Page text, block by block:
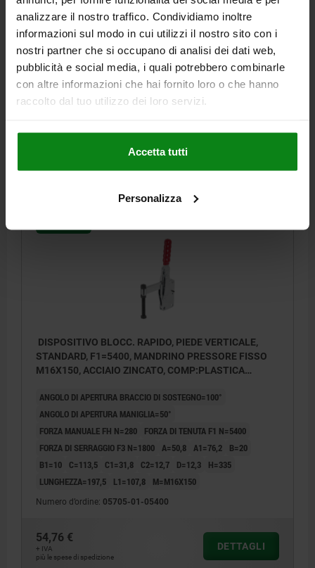
analizzare il nostro traffico. Condividiamo inoltre
informazioni sul modo in cui utilizzi il nostro sito con i
nostri partner che si occupano di analisi dei dati web,
pubblicità e social media, i quali potrebbero combinarle
con altre informazioni che hai fornito loro o che hanno
raccolto dal tuo utilizzo dei loro servizi.
Accetta tutti
Personalizza
ROSSO
ANGOLO DI APERTURA BRACCIO DI SOSTEGNO=90°
ANGOLO DI APERTURA MANIGLIA=70°
FORZA MANUALE FH N=250 FORZA DI TENUTA F1 N=4400
FORZA DI SERRAGGIO F3 N=1600 A=32 A1=53 B=20 B1=10
C=70,4 C1=25 C2=9,5 D=8,7 H=245
LUNGHEZZA=138,25
L1=74
M=M12X100
+ IVA
DETTAGLI
DISPOSITIVO BLOCC. RAPIDO, PIEDE VERTICALE,
STANDARD, F1=5400, MANDRINO PRESSORE FISSO
M16X150, ACCIAIO ZINCATO, COMP:PLASTICA
ANGOLO DI APERTURA BRACCIO DI SOSTEGNO=100°
ANGOLO DI APERTURA MANIGLIA=50°
FORZA MANUALE FH N=280
FORZA DI TENUTA F1 N=5400
FORZA DI SERRAGGIO F3 N=1800
A=50,8 A1=76,2
B=20
B1=10
C=113,5 C1=31,8 C2=12,7 D=12,3
H=335
LUNGHEZZA=197,5
L1=107,8 M=M16X150
Numero d’ordine: 05705-01-05400
54,76 €
+ IVA
più le spese di spedizione
DETTAGLI